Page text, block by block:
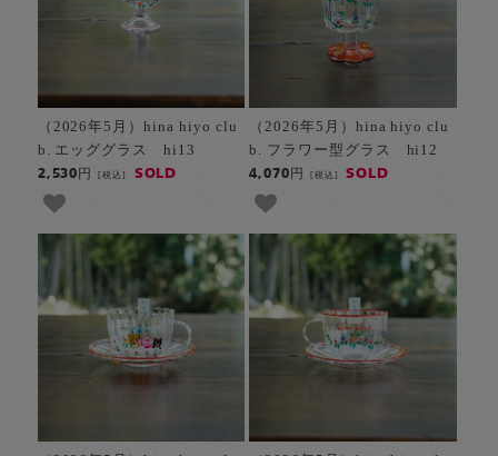
（2026年5月）hina hiyo clu
b. エッググラス hi13
2,530円[税込] SOLD
（2026年5月）hina hiyo clu
b. フラワー型グラス hi12
4,070円 [税込] SOLD